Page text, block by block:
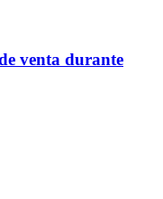
venta durante